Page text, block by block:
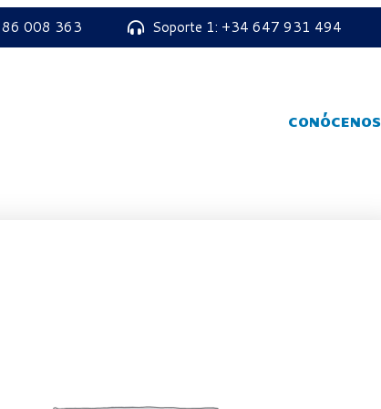
008 363 Soporte 1: +34 647 931 494
CONÓCENOS